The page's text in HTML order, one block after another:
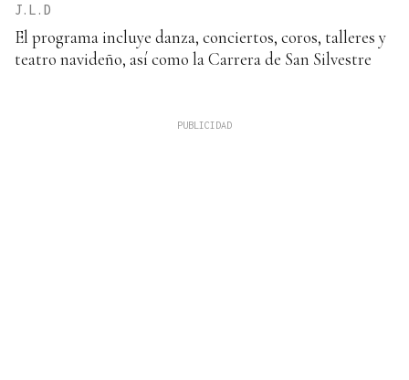
J.L.D
El programa incluye danza, conciertos, coros, talleres y
teatro navideño, así como la Carrera de San Silvestre